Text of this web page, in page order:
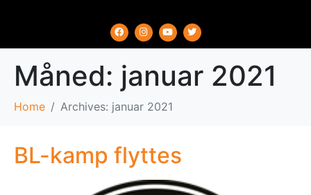
Måned: januar 2021
Home Archives: januar 2021
BL-kamp flyttes